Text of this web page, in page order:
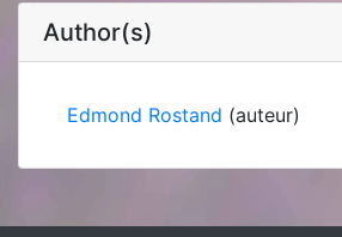
Author(s)
Edmond Rostand (auteur)